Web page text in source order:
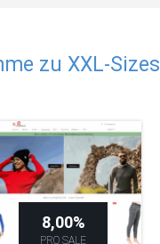
zu XXL-Sizes
8,00%
PRO SALE